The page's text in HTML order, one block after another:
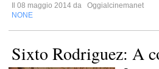
Il 08 maggio 2014 da
Oggialcinemanet
NONE
Sixto Rodriguez: A